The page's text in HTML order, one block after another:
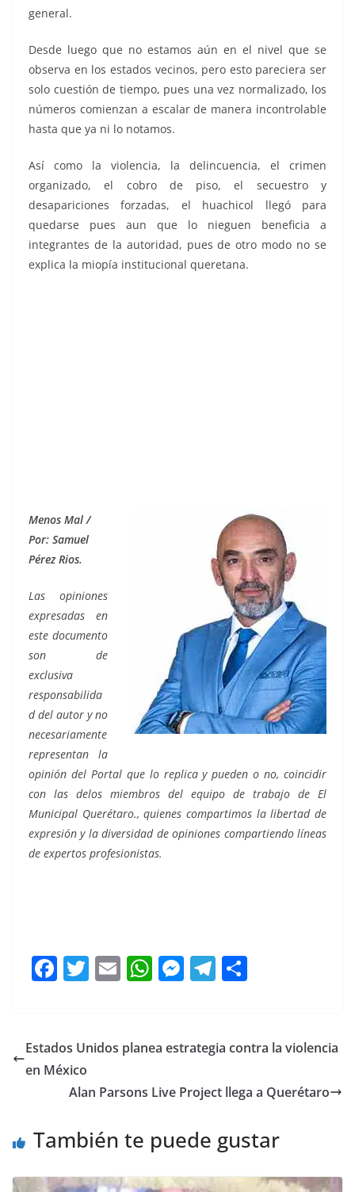
general.
Desde luego que no estamos aún en el nivel que se
observa en los estados vecinos, pero esto pareciera ser
solo cuestión de tiempo, pues una vez normalizado, los
números comienzan a escalar de manera incontrolable
hasta que ya ni lo notamos.
Así como la violencia, la delincuencia, el crimen
organizado, el cobro de piso, el secuestro y
desapariciones forzadas, el huachicol llegó para
quedarse pues aun que lo nieguen beneficia a
integrantes de la autoridad, pues de otro modo no se
explica la miopía institucional queretana.
Menos Mal /
Por: Samuel
Pérez Rios.
Las opiniones
expresadas en
este documento
son de
exclusiva
responsabilida
d del autor y no
necesariamente
representan la
opinión del Portal que lo replica y pueden o no, coincidir
con las delos miembros del equipo de trabajo de El
Municipal Querétaro., quienes compartimos la libertad de
expresión y la diversidad de opiniones compartiendo líneas
de expertos profesionistas.
F
e
b
o
k
T
er
E
l
W
s
p
M
e
g
T
gr
m
p
tir
Estados Unidos planea estrategia contra la violencia
en México
Alan Parsons Live Project llega a Querétaro
También te puede gustar